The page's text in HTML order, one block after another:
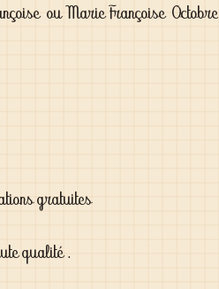
ou Marie Françoise  Octobre
gratuites
qualité .